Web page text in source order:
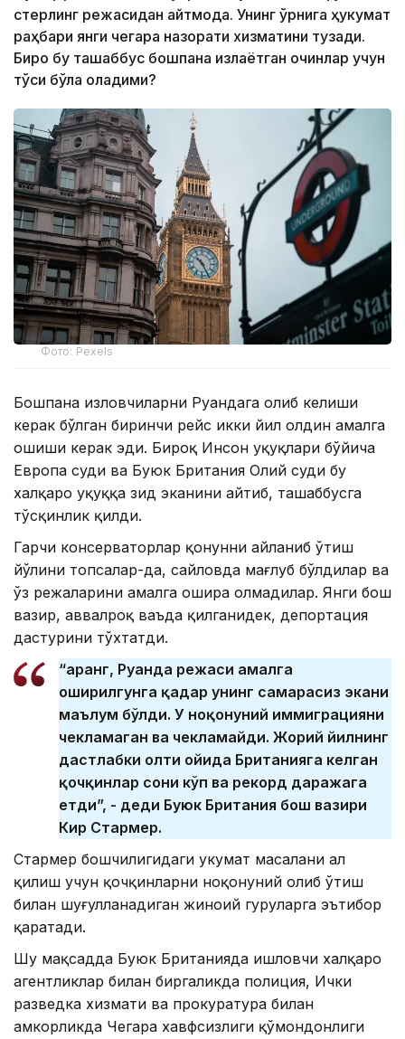
стерлинг режасидан қайтмоқда. Унинг ўрнига ҳукумат
раҳбари янги чегара назорати хизматини тузади.
Бироқ бу ташаббус бошпана излаётган қочқинлар учун
тўсиқ бўла оладими?
Фото: Pexels
Бошпана изловчиларни Руандага олиб келиши
керак бўлган биринчи рейс икки йил олдин амалга
ошиши керак эди. Бироқ Инсон ҳуқуқлари бўйича
Европа суди ва Буюк Британия Олий суди бу
халқаро ҳуқуққа зид эканини айтиб, ташаббусга
тўсқинлик қилди.
Гарчи консерваторлар қонунни айланиб ўтиш
йўлини топсалар-да, сайловда мағлуб бўлдилар ва
ўз режаларини амалга ошира олмадилар. Янги бош
вазир, аввалроқ ваъда қилганидек, депортация
дастурини тўхтатди.
“Қаранг, Руанда режаси амалга
оширилгунга қадар унинг самарасиз экани
маълум бўлди. У ноқонуний иммиграцияни
чекламаган ва чекламайди. Жорий йилнинг
дастлабки олти ойида Британияга келган
қочқинлар сони кўп ва рекорд даражага
етди”, - деди Буюк Британия бош вазири
Кир Стармер.
Стармер бошчилигидаги ҳукумат масалани ҳал
қилиш учун қочқинларни ноқонуний олиб ўтиш
билан шуғулланадиган жиноий гуруҳларга эътибор
қаратади.
Шу мақсадда Буюк Британияда ишловчи халқаро
агентликлар билан биргаликда полиция, Ички
разведка хизмати ва прокуратура билан
ҳамкорликда Чегара хавфсизлиги қўмондонлиги